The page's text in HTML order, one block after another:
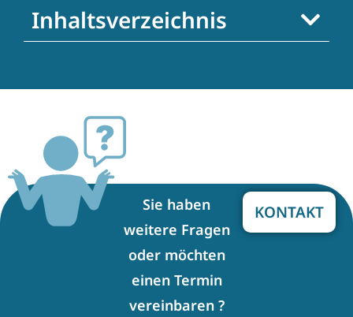
Inhaltsverzeichnis
Sie haben
weitere Fragen
oder möchten
einen Termin
vereinbaren ?
KONTAKT